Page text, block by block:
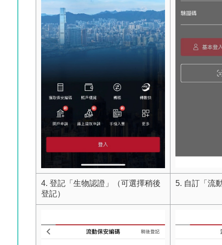
4. 登記「生物認證」（可選擇稍後
登記）
5. 自訂「流